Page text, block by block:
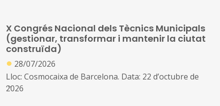
canvis possibles en l’ús de l’espai públic, millorar la
qualitat de l’aire i la reducció de la contaminació
X Congrés Nacional dels Tècnics Municipals
(gestionar, transformar i mantenir la ciutat
construïda)
● 28/07/2026
Lloc: Cosmocaixa de Barcelona. Data: 22 d’octubre de
2026